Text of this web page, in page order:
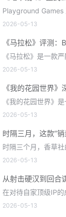
2026-05-13
2026-05-13
2026-05-13
2026-05-13
2026-05-13